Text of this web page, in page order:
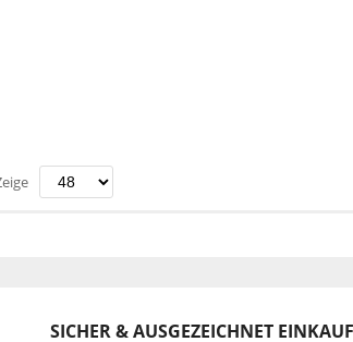
SICHER & AUSGEZEICHNET